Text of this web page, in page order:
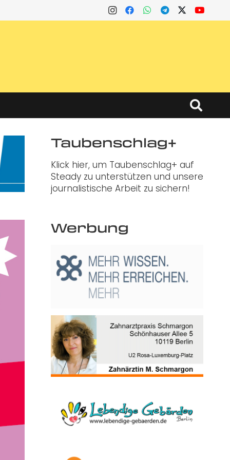
Taubenschlag+
Klick hier, um Taubenschlag+ auf
Steady zu unterstützen und unsere
journalistische Arbeit zu sichern!
Werbung